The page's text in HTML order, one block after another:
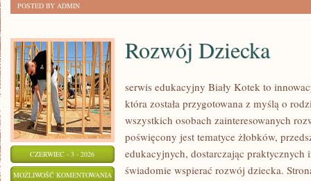
POSTED BY ADMIN
CZERWIEC - 3 - 2026
MOŻLIWOŚĆ KOMENTOWANIA ROZWÓJ
Rozwój Dziecka
serwis edukacyjny Biały Kotek to
która została przygotowana z myślą o
wszystkich osobach zainteresowanych
poświęcony jest tematyce żłobków,
edukacyjnych, dostarczając
świadomie wspierać rozwój dziecka.